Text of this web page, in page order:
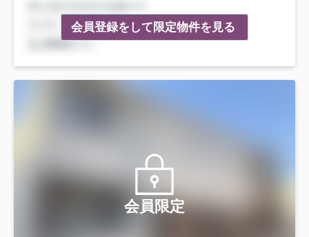
会員登録をして限定物件を見る
会員限定